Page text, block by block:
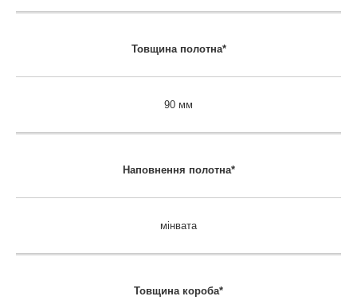
Товщина полотна*
90 мм
Наповнення полотна*
мінвата
Товщина короба*